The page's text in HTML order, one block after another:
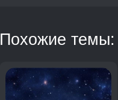
Похожие темы: